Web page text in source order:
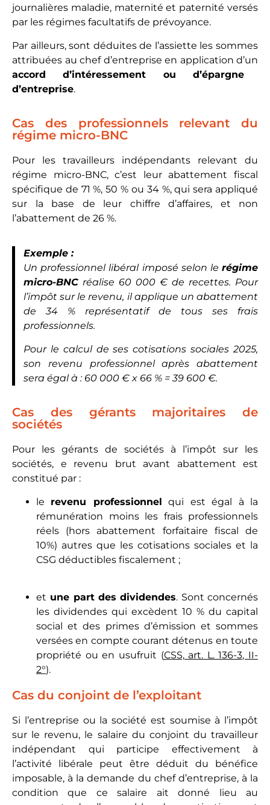
journalières maladie, maternité et paternité versés
par les régimes facultatifs de prévoyance.
Par ailleurs, sont déduites de l’assiette les sommes
attribuées au chef d’entreprise en application d’un
accord d’intéressement ou d’épargne
d’entreprise.
Cas des professionnels relevant du
régime micro-BNC
Pour les travailleurs indépendants relevant du
régime micro-BNC, c’est leur abattement fiscal
spécifique de 71 %, 50 % ou 34 %, qui sera appliqué
sur la base de leur chiffre d’affaires, et non
l’abattement de 26 %.
Exemple :
Un professionnel libéral imposé selon le régime
micro-BNC réalise 60 000 € de recettes. Pour
l’impôt sur le revenu, il applique un abattement
de 34 % représentatif de tous ses frais
professionnels.
Pour le calcul de ses cotisations sociales 2025,
son revenu professionnel après abattement
sera égal à : 60 000 € x 66 % = 39 600 €.
Cas des gérants majoritaires de
sociétés
Pour les gérants de sociétés à l’impôt sur les
sociétés, e revenu brut avant abattement est
constitué par :
le revenu professionnel qui est égal à la
rémunération moins les frais professionnels
réels (hors abattement forfaitaire fiscal de
10%) autres que les cotisations sociales et la
CSG déductibles fiscalement ;
et une part des dividendes. Sont concernés
les dividendes qui excèdent 10 % du capital
social et des primes d’émission et sommes
versées en compte courant détenus en toute
propriété ou en usufruit (CSS, art. L. 136-3, II-
2°).
Cas du conjoint de l’exploitant
Si l’entreprise ou la société est soumise à l’impôt
sur le revenu, le salaire du conjoint du travailleur
indépendant qui participe effectivement à
l’activité libérale peut être déduit du bénéfice
imposable, à la demande du chef d’entreprise, à la
condition que ce salaire ait donné lieu au